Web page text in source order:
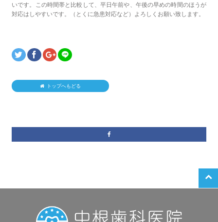
いです。この時間帯と比較して、平日午前や、午後の早めの時間のほうが
対応はしやすいです。（とくに急患対応など）よろしくお願い致します。
トップへもどる